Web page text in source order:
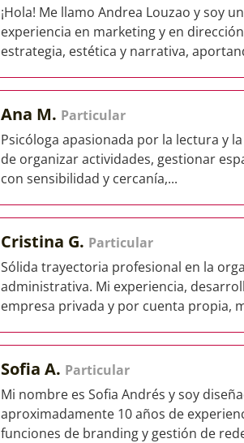
¡Hola! Me llamo Andrea Louzao y soy
experiencia en marketing y en
estrategia, estética y narrativa,
Ana M. Particular
Psicóloga apasionada por la lectura y
de organizar actividades, gestionar
con sensibilidad y cercanía,...
Cristina G. Particular
Sólida trayectoria profesional en la
administrativa. Mi experiencia,
empresa privada y por cuenta propia,
Sofia A. Particular
Mi nombre es Sofia Andrés y soy
aproximadamente 10 años de
funciones de branding y gestión de